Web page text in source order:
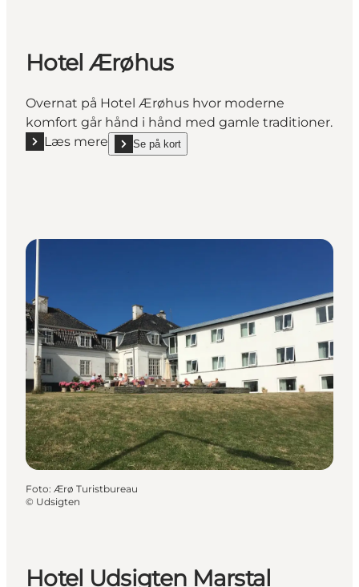
Hotel Ærøhus
Overnat på Hotel Ærøhus hvor moderne
komfort går hånd i hånd med gamle traditioner.
Læs mere
Læs mere "Hotel Ærøhus"
Se på kort
show Hotel Ærøhus on_map
Foto: Ærø Turistbureau
© Udsigten
Hotel Udsigten Marstal